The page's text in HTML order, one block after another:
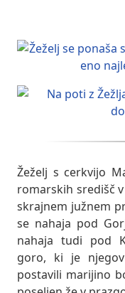
Žeželj s cerkvijo
romarskih središč
skrajnem južnem
se nahaja pod
nahaja tudi pod
goro, ki je
postavili marijino